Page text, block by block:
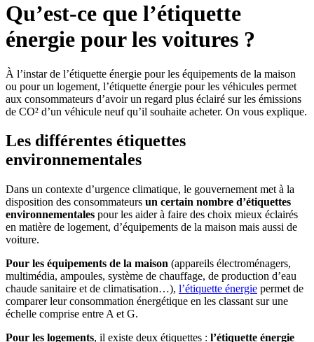
Qu’est-ce que l’étiquette
énergie pour les voitures ?
À l’instar de l’étiquette énergie pour les équipements de la maison
ou pour un logement, l’étiquette énergie pour les véhicules permet
aux consommateurs d’avoir un regard plus éclairé sur les émissions
de CO² d’un véhicule neuf qu’il souhaite acheter. On vous explique.
Les différentes étiquettes
environnementales
Dans un contexte d’urgence climatique, le gouvernement met à la
disposition des consommateurs un certain nombre d’étiquettes
environnementales pour les aider à faire des choix mieux éclairés
en matière de logement, d’équipements de la maison mais aussi de
voiture.
Pour les équipements de la maison (appareils électroménagers,
multimédia, ampoules, système de chauffage, de production d’eau
chaude sanitaire et de climatisation…), l’étiquette énergie permet de
comparer leur consommation énergétique en les classant sur une
échelle comprise entre A et G.
Pour les logements, il existe deux étiquettes : l’étiquette énergie